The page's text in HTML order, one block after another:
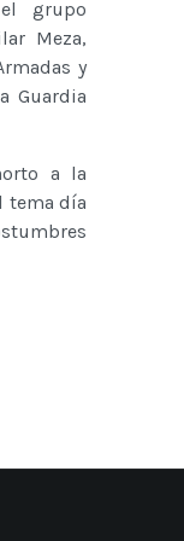
grupo
Meza,
y
Guardia
a la
tema día